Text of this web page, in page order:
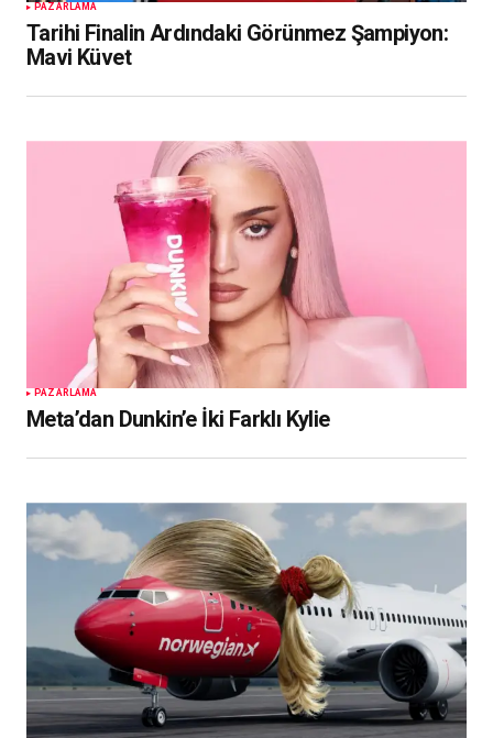
PAZARLAMA
Tarihi Finalin Ardındaki Görünmez Şampiyon:
Mavi Küvet
PAZARLAMA
Meta’dan Dunkin’e İki Farklı Kylie